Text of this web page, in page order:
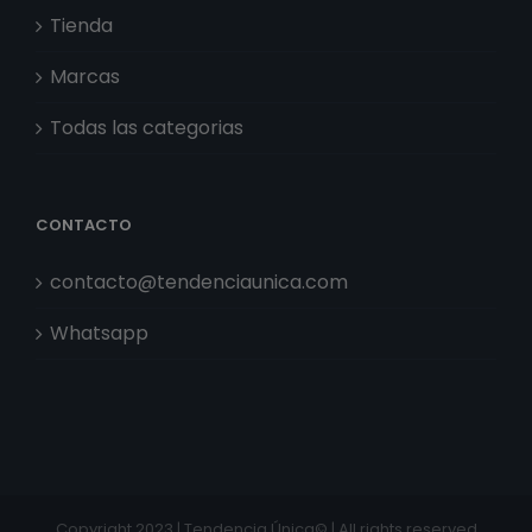
Tienda
Marcas
Todas las categorias
CONTACTO
contacto@tendenciaunica.com
Whatsapp